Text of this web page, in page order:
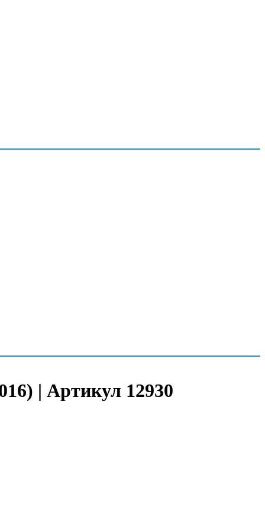
| Артикул 12930